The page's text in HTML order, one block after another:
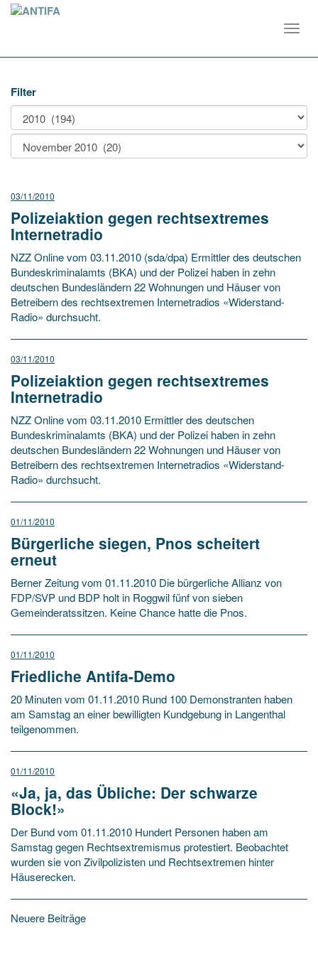
Filter
03/11/2010
Polizeiaktion gegen rechtsextremes
Internetradio
NZZ Online vom 03.11.2010 (sda/dpa) Ermittler des deutschen
Bundeskriminalamts (BKA) und der Polizei haben in zehn
deutschen Bundesländern 22 Wohnungen und Häuser von
Betreibern des rechtsextremen Internetradios «Widerstand-
Radio» durchsucht.
03/11/2010
Polizeiaktion gegen rechtsextremes
Internetradio
NZZ Online vom 03.11.2010 Ermittler des deutschen
Bundeskriminalamts (BKA) und der Polizei haben in zehn
deutschen Bundesländern 22 Wohnungen und Häuser von
Betreibern des rechtsextremen Internetradios «Widerstand-
Radio» durchsucht.
01/11/2010
Bürgerliche siegen, Pnos scheitert
erneut
Berner Zeitung vom 01.11.2010 Die bürgerliche Allianz von
FDP/SVP und BDP holt in Roggwil fünf von sieben
Gemeinderatssitzen. Keine Chance hatte die Pnos.
01/11/2010
Friedliche Antifa-Demo
20 Minuten vom 01.11.2010 Rund 100 Demonstranten haben
am Samstag an einer bewilligten Kundgebung in Langenthal
teilgenommen.
01/11/2010
«Ja, ja, das Übliche: Der schwarze
Block!»
Der Bund vom 01.11.2010 Hundert Personen haben am
Samstag gegen Rechtsextremismus protestiert. Beobachtet
wurden sie von Zivilpolizisten und Rechtsextremen hinter
Häuserecken.
Beitragsnavigation
Neuere Beiträge